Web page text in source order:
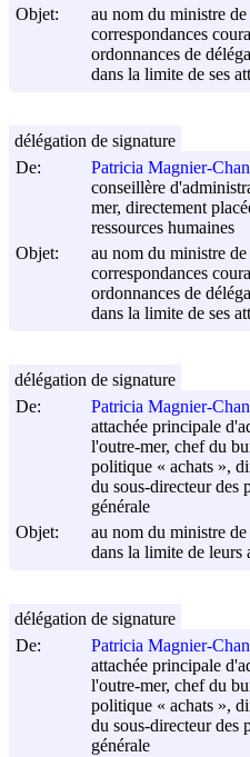
Objet:
au nom du ministre
correspondances
ordonnances de
dans la limite de ses
De:
Patricia Magnier-
conseillère
mer, directement
ressources humaines
Objet:
au nom du ministre
correspondances
ordonnances de
dans la limite de ses
délégation de signature
De:
Patricia Magnier-
attachée principale
l'outre-mer, chef du
politique « achats »,
du sous-directeur des
générale
Objet:
au nom du ministre
dans la limite de leurs
délégation de signature
De:
Patricia Magnier-
attachée principale
l'outre-mer, chef du
politique « achats »,
du sous-directeur des
générale
délégation de signature